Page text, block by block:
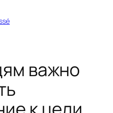
важно